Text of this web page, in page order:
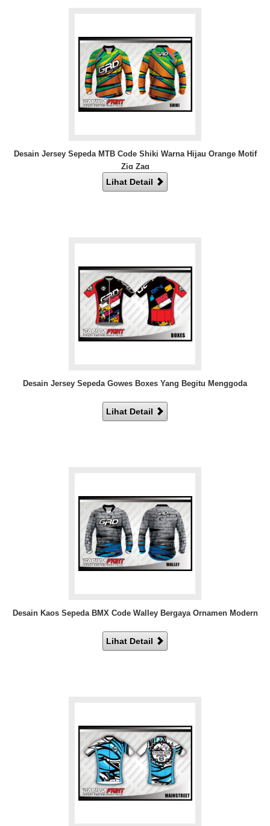
Desain Jersey Sepeda MTB Code Shiki Warna Hijau Orange Motif
Zig Zag
Lihat Detail
Desain Jersey Sepeda Gowes Boxes Yang Begitu Menggoda
Lihat Detail
Desain Kaos Sepeda BMX Code Walley Bergaya Ornamen Modern
Lihat Detail